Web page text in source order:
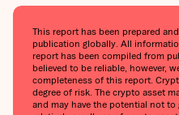
This report has been prepared
publication globally. All
report has been compiled from
believed to be reliable, however,
completeness of this report.
degree of risk. The crypto asset
and may have the potential not to